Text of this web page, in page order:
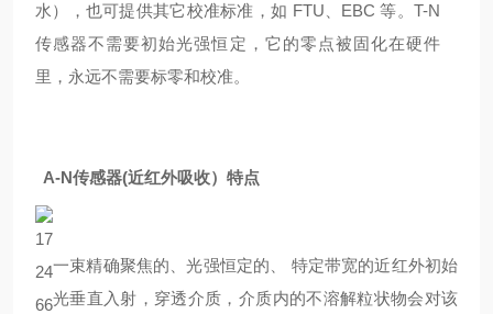
水），也可提供其它校准标准，如 FTU、EBC 等。T-N
传感器不需要初始光强恒定，它的零点被固化在硬件
里，永远不需要标零和校准。
A-N传感器(近红外吸收）特点
一束精确聚焦的、光强恒定的、 特定带宽的近红外初始
光垂直入射，穿透介质，介质内的不溶解粒状物会对该